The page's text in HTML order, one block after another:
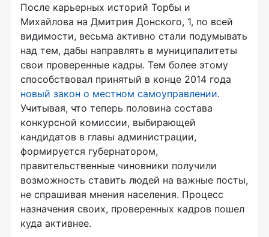
После карьерных историй Торбы и
Михайлова на Дмитрия Донского, 1, по всей
видимости, весьма активно стали подумывать
над тем, дабы направлять в муниципалитеты
свои проверенные кадры. Тем более этому
способствовал принятый в конце 2014 года
новый закон о местном самоуправлении.
Учитывая, что теперь половина состава
конкурсной комиссии, выбирающей
кандидатов в главы администрации,
формируется губернатором,
правительственные чиновники получили
возможность ставить людей на важные посты,
не спрашивая мнения населения. Процесс
назначения своих, проверенных кадров пошел
куда активнее.